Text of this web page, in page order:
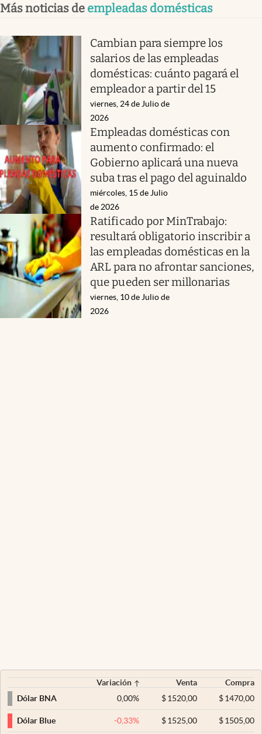
Más noticias de empleadas domésticas
Cambian para siempre los
salarios de las empleadas
domésticas: cuánto pagará el
empleador a partir del 15
viernes, 24 de Julio de
2026
Empleadas domésticas con
aumento confirmado: el
Gobierno aplicará una nueva
suba tras el pago del aguinaldo
miércoles, 15 de Julio
de 2026
Ratificado por MinTrabajo:
resultará obligatorio inscribir a
las empleadas domésticas en la
ARL para no afrontar sanciones,
que pueden ser millonarias
viernes, 10 de Julio de
2026
Variación Venta
Compra
Dólar BNA
0,00% $ 1520,00 $1470,00
Dólar Blue -0,33% $ 1525,00 $1505,00